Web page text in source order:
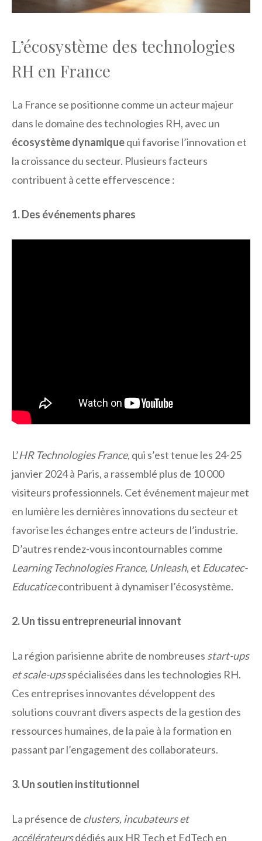
L’écosystème des technologies
RH en France
La France se positionne comme un acteur majeur
dans le domaine des technologies RH, avec un
écosystème dynamiquequi favorise l’innovation et
la croissance du secteur. Plusieurs facteurs
contribuent à cette effervescence :
1. Des événements phares
L’HR Technologies France, qui s’est tenue les 24-25
janvier 2024 à Paris, a rassemblé plus de 10 000
visiteurs professionnels. Cet événement majeur met
en lumière les dernières innovations du secteur et
favorise les échanges entre acteurs de l’industrie.
D’autres rendez-vous incontournables comme
Learning Technologies France, Unleash, et Educatec-
Educaticecontribuent à dynamiser l’écosystème.
2. Un tissu entrepreneurial innovant
La région parisienne abrite de nombreuses start-ups
et scale-upsspécialisées dans les technologies RH.
Ces entreprises innovantes développent des
solutions couvrant divers aspects de la gestion des
ressources humaines, de la paie à la formation en
passant par l’engagement des collaborateurs.
3. Un soutien institutionnel
La présence de clusters, incubateurs et
accélérateursdédiés aux HR Tech et EdTech en